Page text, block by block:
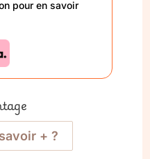
pour en savoir
+ ?